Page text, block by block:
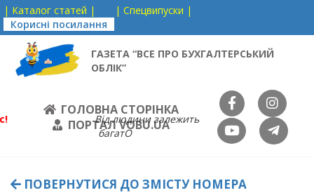
| Каталог статей |
| Спецвипуски |
Корисні посилання
ГАЗЕТА “ВСЕ ПРО БУХГАЛТЕРСЬКИЙ
ОБЛІК”
ГОЛОВНА СТОРІНКА
ПОРТАЛ VOBU.UA
Від людини залежить
багатО
ПОВЕРНУТИСЯ ДО ЗМІСТУ НОМЕРА